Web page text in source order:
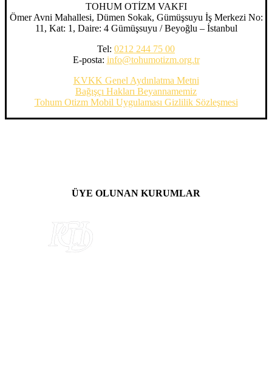
TOHUM OTİZM VAKFI
Ömer Avni Mahallesi, Dümen Sokak, Gümüşsuyu İş Merkezi No:
11, Kat: 1, Daire: 4 Gümüşsuyu / Beyoğlu – İstanbul
Tel: 0212 244 75 00
E-posta: info@tohumotizm.org.tr
KVKK Genel Aydınlatma Metni
Bağışçı Hakları Beyannamemiz
Tohum Otizm Mobil Uygulaması Gizlilik Sözleşmesi
ÜYE OLUNAN KURUMLAR